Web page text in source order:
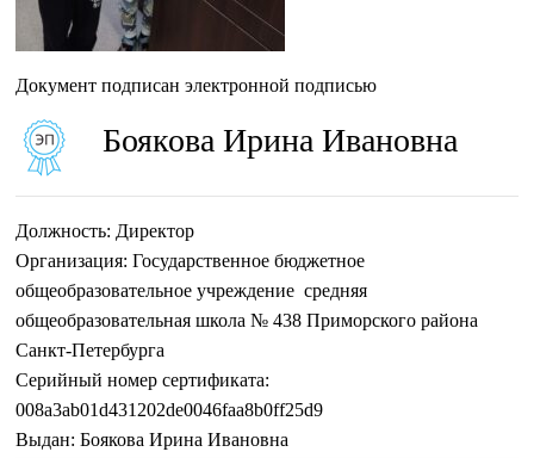
Документ подписан электронной подписью
Боякова Ирина Ивановна
Должность: Директор
Организация: Государственное бюджетное
общеобразовательное учреждение средняя
общеобразовательная школа № 438 Приморского района
Санкт-Петербурга
Серийный номер сертификата:
008a3ab01d431202de0046faa8b0ff25d9
Выдан: Боякова Ирина Ивановна